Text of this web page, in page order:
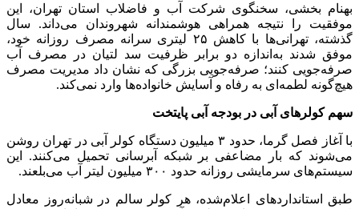
بهنام بخشی، سخنگوی شرکت آب و فاضلاب استان تهران، این
موفقیت را نتیجه همراهی هوشمندانه شهروندان می‌داند. سال
گذشته، تهرانی‌ها با کاهش ۲۵ لیتری سرانه مصرف روزانه خود،
موفق شدند به‌اندازه دو برابر ظرفیت سد لتیان در مصرف آب
صرفه‌جویی کنند؛ صرفه‌جویی بزرگی که نشان داد مدیریت مصرف
هیچ‌گونه لطمه‌ای به رفاه و آسایش خانواده‌ها وارد نمی‌کند.
سهم کولرهای آبی در بودجه آبی پایتخت
با آغاز فصل گرما، حدود ۳ میلیون دستگاه کولر آبی در تهران روشن
می‌شوند که بار مضاعفی بر شبکه آبرسانی تحمیل می‌کنند. این
سیستم‌های سرمایشی روزانه حدود ۳۰۰ میلیون لیتر آب می‌بلعند.
طبق استانداردهای اعلام‌شده، هر کولر سالم در شبانه‌روز معادل